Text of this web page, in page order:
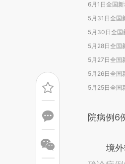
6月1日全国
5月31日全国
5月30日全国
5月28日全国
5月27日全国
5月26日全国
5月25日全国
院病例6
境外输